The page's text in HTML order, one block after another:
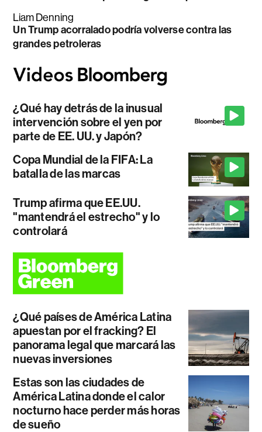
Liam Denning
Un Trump acorralado podría volverse contra las
grandes petroleras
¿Qué hay detrás de la inusual
intervención sobre el yen por
parte de EE. UU. y Japón?
Copa Mundial de la FIFA: La
batalla de las marcas
Trump afirma que EE.UU.
"mantendrá el estrecho" y lo
controlará
¿Qué países de América Latina
apuestan por el fracking? El
panorama legal que marcará las
nuevas inversiones
Estas son las ciudades de
América Latina donde el calor
nocturno hace perder más horas
de sueño